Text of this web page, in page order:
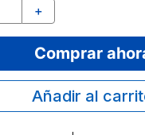
＋
Comprar
Añadir al